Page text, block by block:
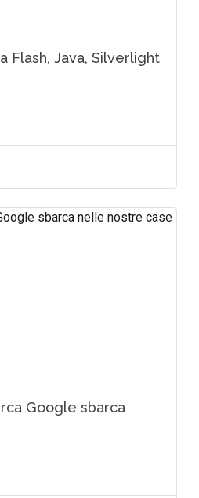
Flash, Java, Silverlight
Google sbarca